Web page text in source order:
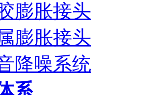
膨胀接头
膨胀接头
降噪系统
系